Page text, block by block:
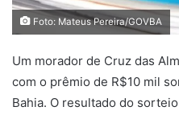
Foto: Mateus Pereira/GOVBA
Um morador de Cruz das
com o prêmio de R$10 mil
Bahia. O resultado do